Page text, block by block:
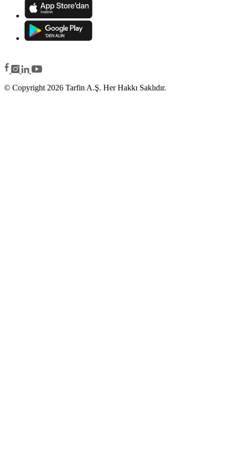
© Copyright 2026 Tarfin A.Ş. Her Hakkı Saklıdır.